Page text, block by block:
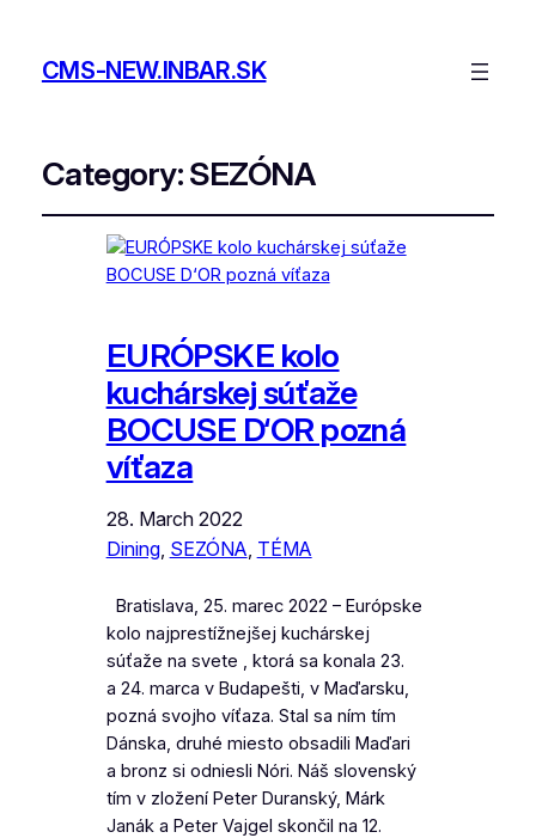
CMS-NEW.INBAR.SK
Category:SEZÓNA
EURÓPSKE kolo
kuchárskej súťaže
BOCUSE D‘OR pozná
víťaza
28. March 2022
Dining, SEZÓNA TÉMA
Bratislava, 25. marec 2022 – Európske
kolo najprestížnejšej kuchárskej
súťaže na svete , ktorá sa konala 23.
a 24. marca v Budapešti, v Maďarsku,
pozná svojho víťaza. Stal sa ním tím
Dánska, druhé miesto obsadili Maďari
a bronz si odniesli Nóri. Náš slovenský
tím v zložení Peter Duranský, Márk
Janák a Peter Vajgel skončil na 12.